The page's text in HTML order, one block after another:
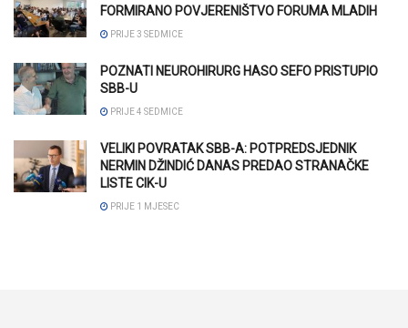
FORMIRANO POVJERENIŠTVO FORUMA MLADIH
PRIJE 3 SEDMICE
POZNATI NEUROHIRURG HASO SEFO PRISTUPIO
SBB-U
PRIJE 4 SEDMICE
VELIKI POVRATAK SBB-A: POTPREDSJEDNIK
NERMIN DŽINDIĆ DANAS PREDAO STRANAČKE
LISTE CIK-U
PRIJE 1 MJESEC